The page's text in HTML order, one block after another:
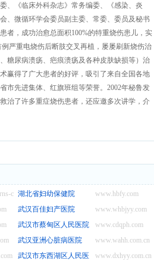
、《临床外科杂志》常务编委、《感染、炎
、微循环学会委员副主委、常委、委员及秘书
者，成功治愈总面积100%的特重烧伤患儿，实
严重电烧伤后断肢交叉再植，屡屡刷新烧伤治
糖尿病溃疡、疤痕溃疡及各种皮肤缺损等）治
赢得了广大患者的好评，吸引了来自全国各地
市先进集体、红旗班组等荣誉。2002年秘鲁发
治了许多重症烧伤患者，还应邀多次讲学，介
center.com www.hbfy.com
湖北省妇幼保健院
www.whbjyy.com
武汉百佳妇产医院
www.cdqph.com
武汉市蔡甸区人民医院
www.wahh.com.cn
武汉亚洲心脏病医院
www.dxhyy.com.cn
武汉市东西湖区人民医院